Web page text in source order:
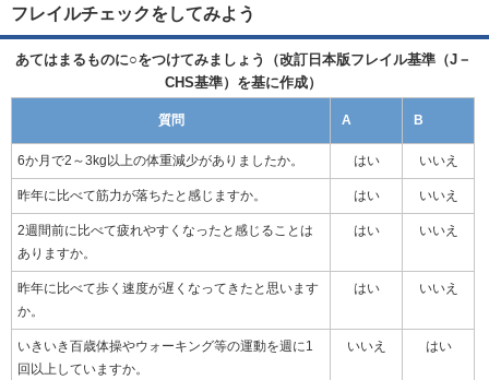
フレイルチェックをしてみよう
あてはまるものに○をつけてみましょう（改訂日本版フレイル基準（J－
CHS基準）を基に作成）
質問 A B
6か月で2～3kg以上の体重減少がありましたか。 はい いいえ
昨年に比べて筋力が落ちたと感じますか。 はい いいえ
2週間前に比べて疲れやすくなったと感じることは
ありますか。
はい いいえ
昨年に比べて歩く速度が遅くなってきたと思います
か。
はい いいえ
いきいき百歳体操やウォーキング等の運動を週に1
回以上していますか。
いいえ はい